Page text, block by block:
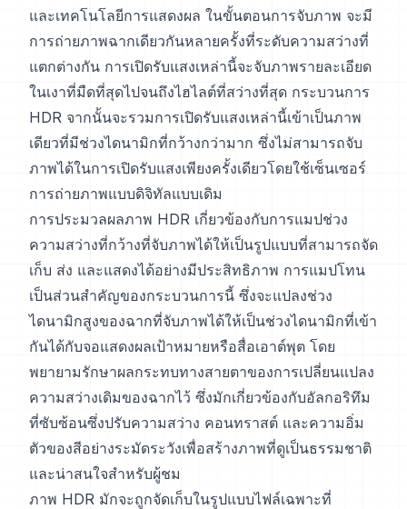
และเทคโนโลยีการแสดงผล ในขั้นตอนการจับภาพ จะมี
การถ่ายภาพฉากเดียวกันหลายครั้งที่ระดับความสว่างที่
แตกต่างกัน การเปิดรับแสงเหล่านี้จะจับภาพรายละเอียด
ในเงาที่มืดที่สุดไปจนถึงไฮไลต์ที่สว่างที่สุด กระบวนการ
HDR จากนั้นจะรวมการเปิดรับแสงเหล่านี้เข้าเป็นภาพ
เดียวที่มีช่วงไดนามิกที่กว้างกว่ามาก ซึ่งไม่สามารถจับ
ภาพได้ในการเปิดรับแสงเพียงครั้งเดียวโดยใช้เซ็นเซอร์
การถ่ายภาพแบบดิจิทัลแบบเดิม
การประมวลผลภาพ HDR เกี่ยวข้องกับการแมปช่วง
ความสว่างที่กว้างที่จับภาพได้ให้เป็นรูปแบบที่สามารถจัด
เก็บ ส่ง และแสดงได้อย่างมีประสิทธิภาพ การแมปโทน
เป็นส่วนสำคัญของกระบวนการนี้ ซึ่งจะแปลงช่วง
ไดนามิกสูงของฉากที่จับภาพได้ให้เป็นช่วงไดนามิกที่เข้า
กันได้กับจอแสดงผลเป้าหมายหรือสื่อเอาต์พุต โดย
พยายามรักษาผลกระทบทางสายตาของการเปลี่ยนแปลง
ความสว่างเดิมของฉากไว้ ซึ่งมักเกี่ยวข้องกับอัลกอริทึม
ที่ซับซ้อนซึ่งปรับความสว่าง คอนทราสต์ และความอิ่ม
ตัวของสีอย่างระมัดระวังเพื่อสร้างภาพที่ดูเป็นธรรมชาติ
และน่าสนใจสำหรับผู้ชม
ภาพ HDR มักจะถูกจัดเก็บในรูปแบบไฟล์เฉพาะที่